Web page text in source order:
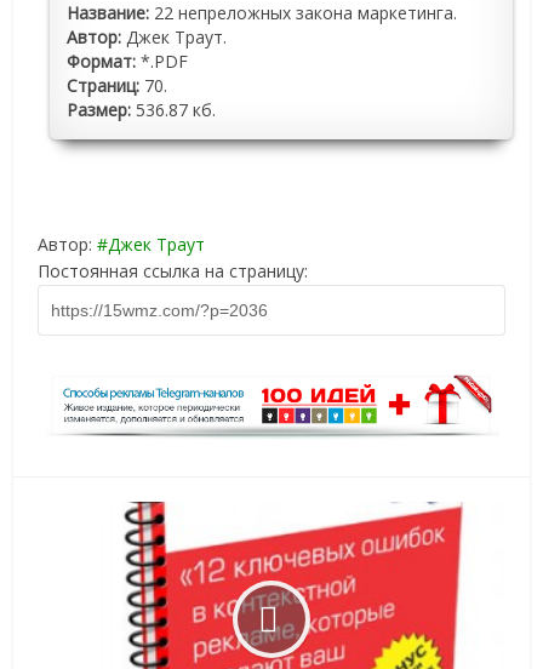
Название: 22 непреложных закона маркетинга.
Автор: Джек Траут.
Формат: *.PDF
Страниц: 70.
Размер: 536.87 кб.
Автор: Джек Траут
Постоянная ссылка на страницу: